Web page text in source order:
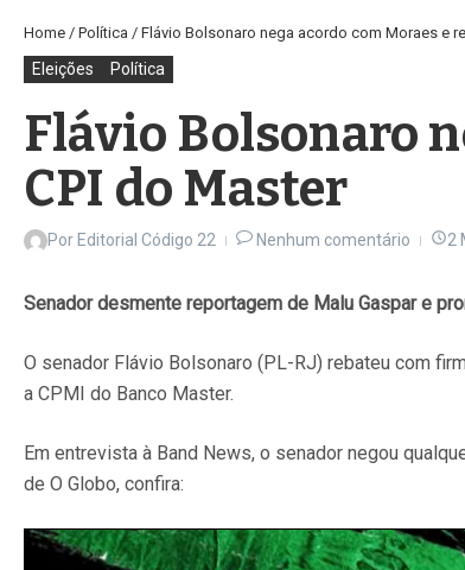
Home / Política / Flávio Bolsonaro nega acordo com Moraes e
Eleições Política
Flávio Bolsonaro
CPI do Master
Por Editorial Código 22 Nenhum comentário 2
Senador desmente reportagem de Malu Gaspar e
O senador Flávio Bolsonaro (PL-RJ) rebateu com
a CPMI do Banco Master.
Em entrevista à Band News, o senador negou
de O Globo, confira: